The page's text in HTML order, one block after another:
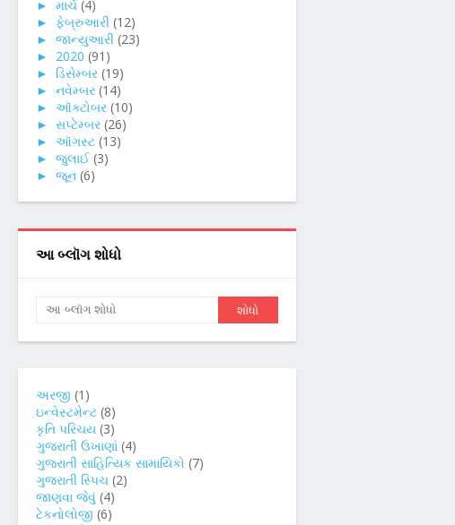
► માર્ચ (4)
► ફેબ્રુઆરી (12)
► જાન્યુઆરી (23)
► 2020 (91)
► ડિસેમ્બર (19)
► નવેમ્બર (14)
► ઑક્ટોબર (10)
► સપ્ટેમ્બર (26)
► ઑગસ્ટ (13)
► જુલાઈ (3)
► જૂન (6)
આ બ્લૉગ શોધો
અરજી (1)
ઇન્વેસ્ટમેન્ટ (8)
કૃતિ પરિચય (3)
ગુજરાતી ઉખાણાં (4)
ગુજરાતી સાહિત્યિક સામાયિકો (7)
ગુજરાતી સ્પિચ (2)
જાણવા જેવું (4)
ટેકનોલોજી (6)